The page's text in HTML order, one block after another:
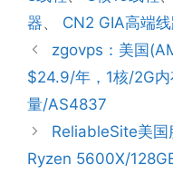
器、 CN2 GIA高端
zgovps：美国
$24.9/年，1核/2G
量/AS4837
ReliableSite美
Ryzen 5600X/